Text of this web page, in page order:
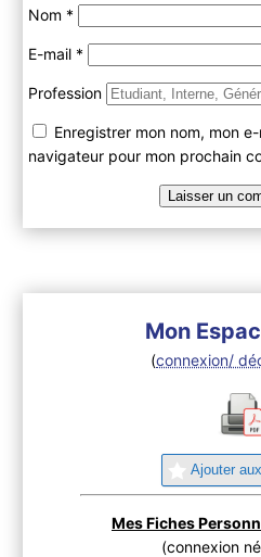
Nom *
E-mail *
Profession
Enregistrer mon nom, mon
navigateur pour mon prochain
Mon
(connexion/
Ajouter
Mes Fiches
(connexion